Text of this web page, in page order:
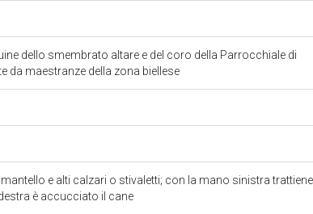
dello smembrato altare e del coro della Parrocchiale di
da maestranze della zona biellese
e alti calzari o stivaletti; con la mano sinistra
è accucciato il cane